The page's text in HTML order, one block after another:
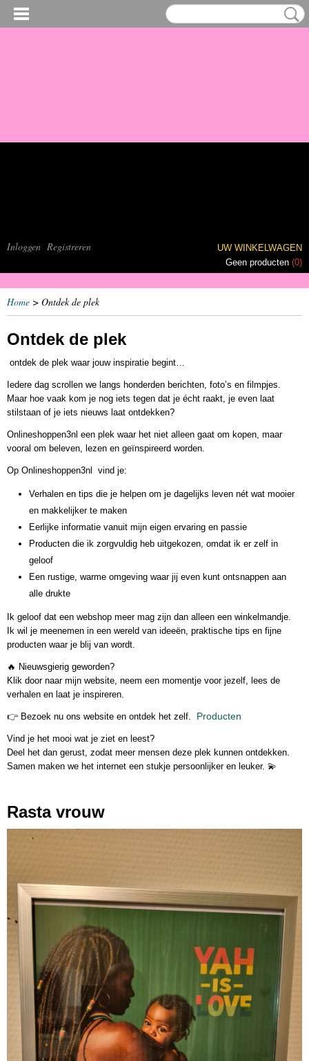
Inloggen Registreren
UW WINKELWAGEN
Geen producten (0)
Home > Ontdek de plek
Ontdek de plek
ontdek de plek waar jouw inspiratie begint…
Iedere dag scrollen we langs honderden berichten, foto’s en filmpjes.
Maar hoe vaak kom je nog iets tegen dat je écht raakt, je even laat
stilstaan of je iets nieuws laat ontdekken?
Onlineshoppen3nl een plek waar het niet alleen gaat om kopen, maar
vooral om beleven, lezen en geïnspireerd worden.
Op Onlineshoppen3nl vind je:
Verhalen en tips die je helpen om je dagelijks leven nét wat mooier
en makkelijker te maken
Eerlijke informatie vanuit mijn eigen ervaring en passie
Producten die ik zorgvuldig heb uitgekozen, omdat ik er zelf in
geloof
Een rustige, warme omgeving waar jij even kunt ontsnappen aan
alle drukte
Ik geloof dat een webshop meer mag zijn dan alleen een winkelmandje.
Ik wil je meenemen in een wereld van ideeën, praktische tips en fijne
producten waar je blij van wordt.
🔥 Nieuwsgierig geworden?
Klik door naar mijn website, neem een momentje voor jezelf, lees de
verhalen en laat je inspireren.
👉 Bezoek nu ons website en ontdek het zelf. Producten
Vind je het mooi wat je ziet en leest?
Deel het dan gerust, zodat meer mensen deze plek kunnen ontdekken.
Samen maken we het internet een stukje persoonlijker en leuker. 💫
Rasta vrouw